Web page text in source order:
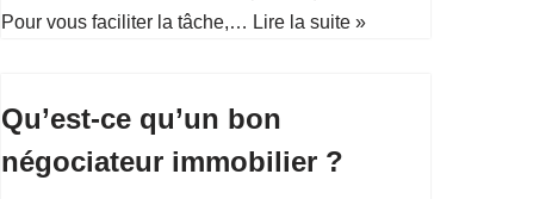
Pour vous faciliter la tâche,… Lire la suite »
Qu’est-ce qu’un bon
négociateur immobilier ?